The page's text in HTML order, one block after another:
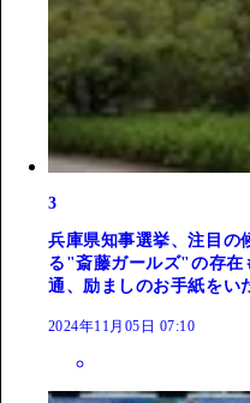
3
兵庫県知事選挙、注目
る"斎藤ガールズ"の存在
通、励ましのお手紙をい
2024年11月05日 07:10